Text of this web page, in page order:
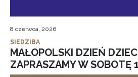
8 czerwca, 2026
SIEDZIBA
MAŁOPOLSKI DZIEŃ
ZAPRASZAMY W SOBOTĘ